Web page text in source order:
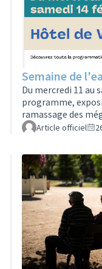
Semaine de
Du mercredi 11 au
programme,
ramassage des
rencontres avec
Article officiel